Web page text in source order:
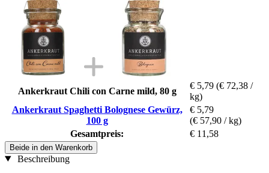
Ankerkraut Chili con Carne mild, 80 g
€ 5,79 (€ 72,38 /
kg)
Ankerkraut Spaghetti Bolognese Gewürz,
100 g
€ 5,79
(€ 57,90 / kg)
Gesamtpreis:
€ 11,58
Beide in den Warenkorb
Beschreibung